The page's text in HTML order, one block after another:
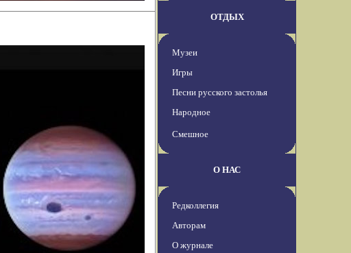
ОТДЫХ
Музеи
Игры
Песни русского застолья
Народное
Смешное
О НАС
Редколлегия
Авторам
О журнале